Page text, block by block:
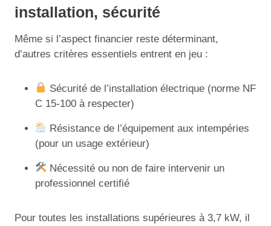
installation, sécurité
Même si l’aspect financier reste déterminant,
d’autres critères essentiels entrent en jeu :
Sécurité de l’installation électrique (norme NF
C 15-100 à respecter)
Résistance de l’équipement aux intempéries
(pour un usage extérieur)
Nécessité ou non de faire intervenir un
professionnel certifié
Pour toutes les installations supérieures à 3,7 kW, il